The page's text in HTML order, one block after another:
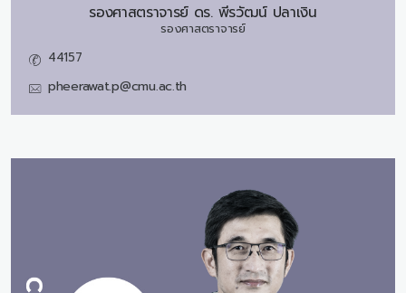
รองศาสตราจารย์ ดร. พีรวัฒน์ ปลาเงิน
รองศาสตราจารย์
44157
pheerawat.p@cmu.ac.th